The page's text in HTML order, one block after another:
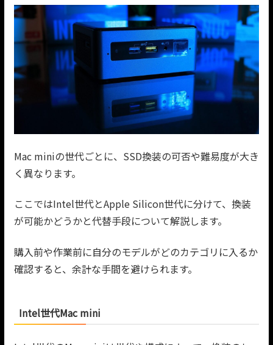
Mac miniの世代ごとに、SSD換装の可否や難易度が大き
く異なります。
ここではIntel世代とApple Silicon世代に分けて、換装
が可能かどうかと代替手段について解説します。
購入前や作業前に自分のモデルがどのカテゴリに入るか
確認すると、余計な手間を避けられます。
Intel世代Mac mini